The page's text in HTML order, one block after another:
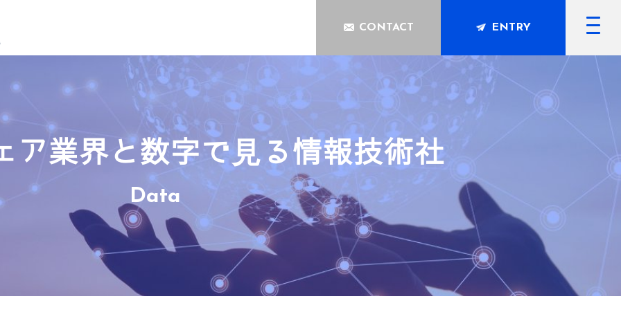
CONTACT ENTRY
ア業界と数字で見る情報技術社
Data